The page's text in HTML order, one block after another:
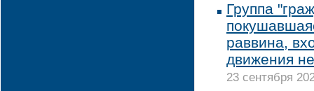
Группа
раввина,
движения
23 сентября